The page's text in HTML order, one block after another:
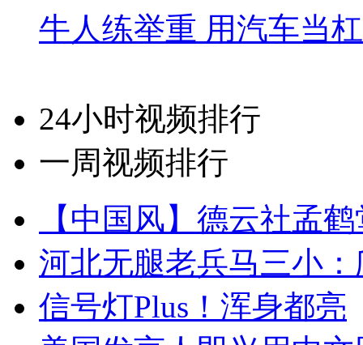
牛人练举重 用汽车当
24小时视频排行
一周视频排行
【中国风】德云社孟
河北无腿老兵马三小
信号灯Plus！浑身都亮